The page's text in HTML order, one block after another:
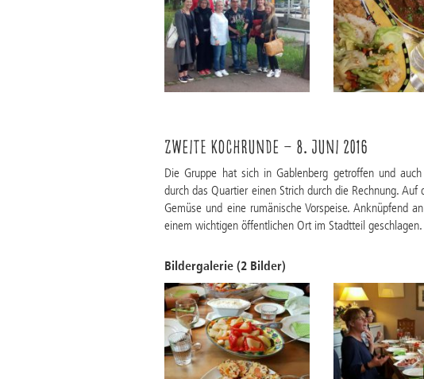
Zweite Kochrunde – 8. Juni 2016
Die Gruppe hat sich in Gablenberg getroffen und
durch das Quartier einen Strich durch die Rechnung.
Gemüse und eine rumänische Vorspeise. Anknüpfend
einem wichtigen öffentlichen Ort im Stadtteil
Bildergalerie (2 Bilder)